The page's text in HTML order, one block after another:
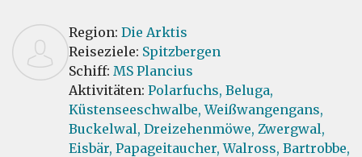
Region: Die Arktis
Reiseziele: Spitzbergen
Schiff: MS Plancius
Aktivitäten: Polarfuchs, Beluga,
Küstenseeschwalbe, Weißwangengans,
Buckelwal, Dreizehenmöwe, Zwergwal,
Eisbär, Papageitaucher, Walross, Bartrobbe,